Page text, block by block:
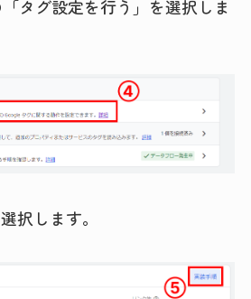
タグ設定を行う」を選択しま
択します。